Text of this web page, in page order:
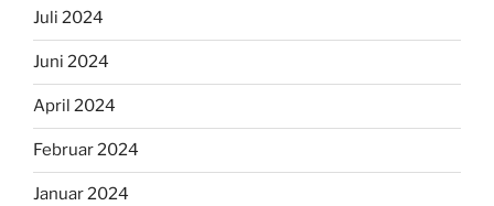
Juli 2024
Juni 2024
April 2024
Februar 2024
Januar 2024